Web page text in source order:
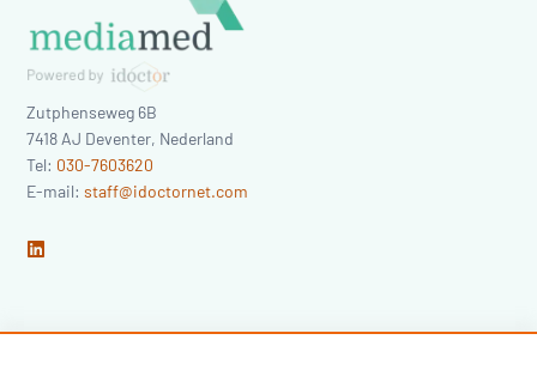
Zutphenseweg 6B
7418 AJ Deventer, Nederland
Tel: 030-7603620
E-mail:staff@idoctornet.com